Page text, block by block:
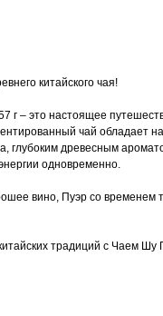
китайского чая!
г – это настоящее
чай обладает
глубоким древесным
одновременно.
вино, Пуэр со временем
традиций с Чаем Шу